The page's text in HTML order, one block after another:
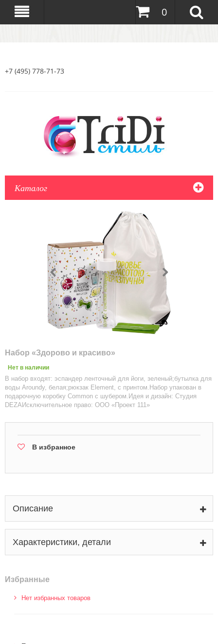
0
+7 (495) 778-71-73
Каталог
Набор «Здорово и красиво»
Нет в наличии
В набор входят: эспандер ленточный для йоги, зеленый;бутылка для
воды Aroundy, белая;рюкзак Element, с принтом.Набор упакован в
подарочную коробку Common с шубером.Идея и дизайн: Студия
DEZAИсключительное право: ООО «Проект 111»
В избранное
Описание
Характеристики, детали
Избранные
Нет избранных товаров